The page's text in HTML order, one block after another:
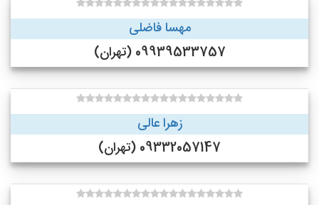
مهسا فاضلی
09939533757 (تهران)
زهرا عالی
09332057147 (تهران)